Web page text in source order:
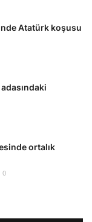
Atatürk koşusu
ortalık
0